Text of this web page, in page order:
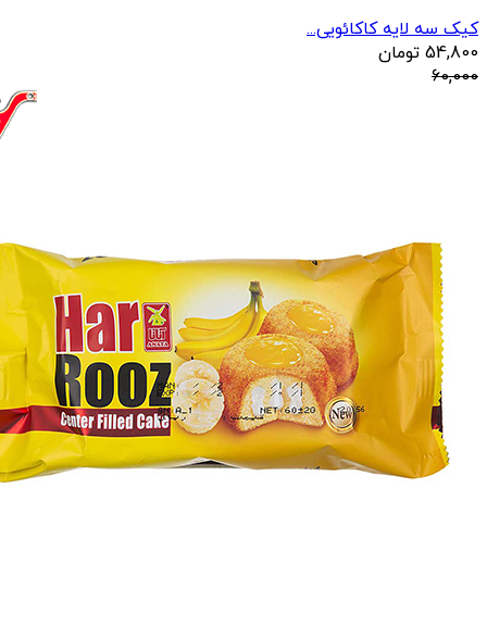
کیک سه لایه کاکائویی...
54,800 تومان
60,000